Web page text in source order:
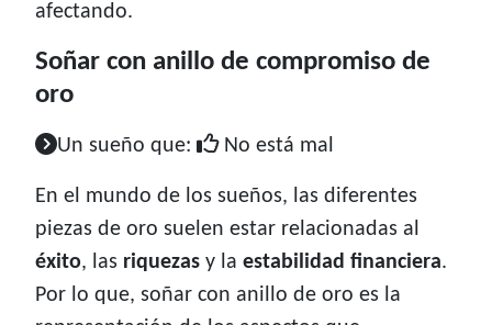
afectando.
Soñar con anillo de compromiso de
oro
Un sueño que: No está mal
En el mundo de los sueños, las diferentes
piezas de oro suelen estar relacionadas al
éxito, las riquezas y la estabilidad financiera.
Por lo que, soñar con anillo de oro es la